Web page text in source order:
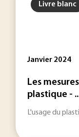
Livre blanc
Janvier 2024
Les
plastique -
L'usage du